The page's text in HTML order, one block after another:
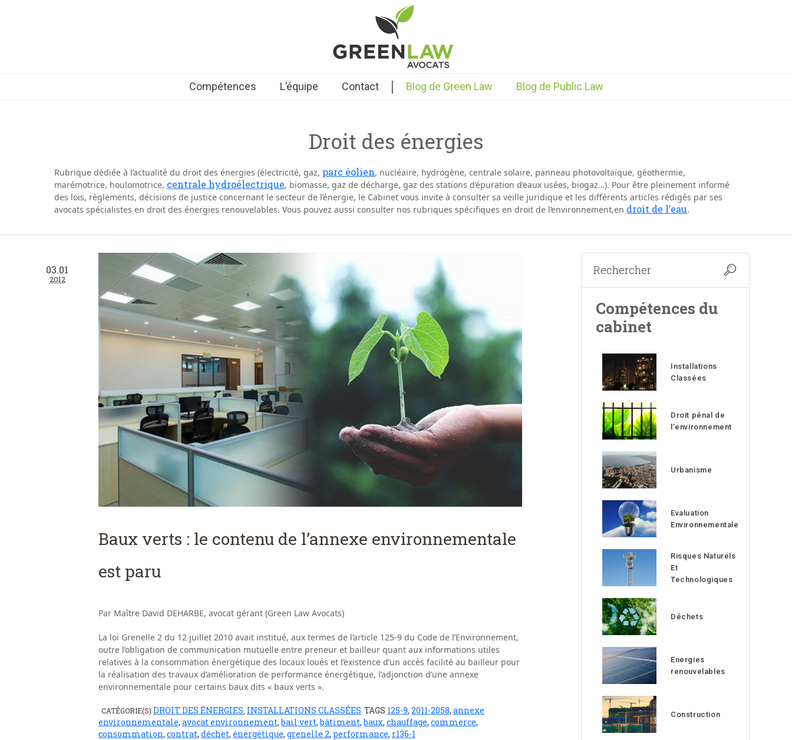
Compétences L’équipe Contact | Blog de Green Law Blog de Public Law
Droit des énergies
Rubrique dédiée à l’actualité du droit des énergies (électricité, gaz, parc éolien, nucléaire, hydrogène, centrale solaire, panneau photovoltaïque, géothermie,
marémotrice, houlomotrice, centrale hydroélectrique, biomasse, gaz de décharge, gaz des stations d’épuration d’eaux usées, biogaz…). Pour être pleinement informé
des lois, règlements, décisions de justice concernant le secteur de l’énergie, le Cabinet vous invite à consulter sa veille juridique et les différents articles rédigés par ses
avocats spécialistes en droit des énergies renouvelables. Vous pouvez aussi consulter nos rubriques spécifiques en droit de l’environnement,en droit de l’eau.
03.01
2012
Baux verts : le contenu de l’annexe environnementale
est paru
Par Maître David DEHARBE, avocat gérant (Green Law Avocats)
La loi Grenelle 2 du 12 juillet 2010 avait institué, aux termes de l’article 125-9 du Code de l’Environnement,
outre l’obligation de communication mutuelle entre preneur et bailleur quant aux informations utiles
relatives à la consommation énergétique des locaux loués et l’existence d’un accès facilité au bailleur pour
la réalisation des travaux d’amélioration de performance énergétique, l’adjonction d’une annexe
environnementale pour certains baux dits « baux verts ».
CATÉGORIE(S) DROIT DES ÉNERGIES INSTALLATIONS CLASSÉES TAGS 125-9, 2011-2058, annexe
environnementale, avocat environnement,bail vert,bâtiment,baux, chauffage, commerce,
consommation, contrat, déchet, énergétique, grenelle 2, performance, r136-1
Compétences du
cabinet
Installations
Classées
Droit pénal de
l’environnement
Urbanisme
Evaluation
Environnementale
Risques Naturels
Et
Technologiques
Déchets
Energies
renouvelables
Construction